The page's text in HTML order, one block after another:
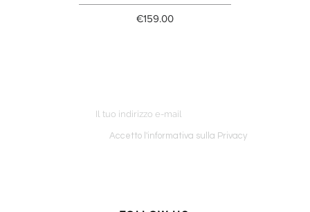
Price
€159.00
Accetto l'informativa sulla Privacy